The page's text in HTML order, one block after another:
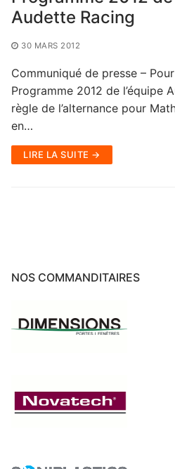
Audette Racing
30 MARS 2012
Communiqué de presse –
Programme 2012 de
règle de l’alternance pour
en…
LIRE LA SUITE →
NOS COMMANDITAIRES